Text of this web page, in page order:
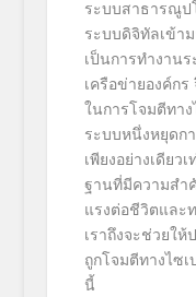
ระบบสาธารณูป
ระบบดิจิทัลเข้า
เป็นการทำงาน
เครือข่ายองค์กร
ในการโจมตีทา
ระบบหนึ่งหยุดก
เพียงอย่างเดีย
ฐานที่มีความสำ
แรงต่อชีวิตและ
เราถึงจะช่วยให้
ถูกโจมตีทางไซเ
นี้